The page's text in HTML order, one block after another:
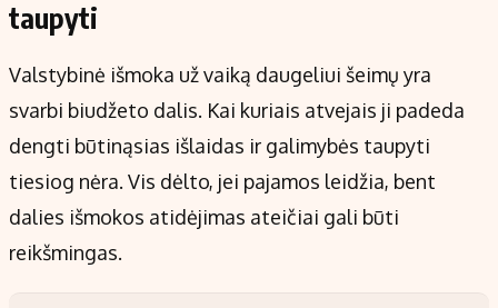
taupyti
Valstybinė išmoka už vaiką daugeliui šeimų yra
svarbi biudžeto dalis. Kai kuriais atvejais ji padeda
dengti būtinąsias išlaidas ir galimybės taupyti
tiesiog nėra. Vis dėlto, jei pajamos leidžia, bent
dalies išmokos atidėjimas ateičiai gali būti
reikšmingas.